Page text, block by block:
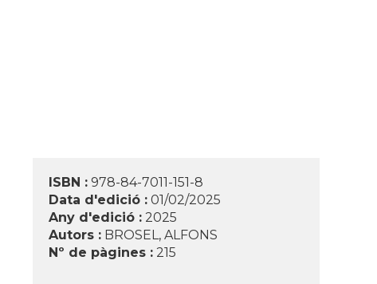
ISBN : 978-84-7011-151-8
Data d'edició : 01/02/2025
Any d'edició : 2025
Autors : BROSEL, ALFONS
Nº de pàgines : 215